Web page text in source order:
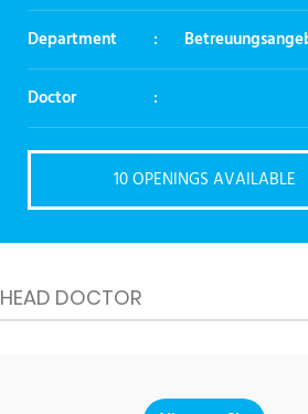
Department :
Doctor :
10 OPENINGS AVAILABLE
HEAD DOCTOR